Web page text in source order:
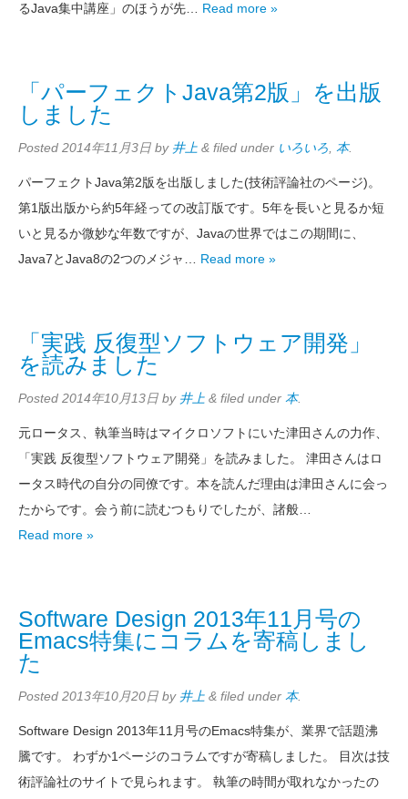
るJava集中講座」のほうが先… Read more »
「パーフェクトJava第2版」を出版
しました
Posted 2014年11月3日 by 井上 & filed under いろいろ 本.
パーフェクトJava第2版を出版しました(技術評論社のページ)。
第1版出版から約5年経っての改訂版です。5年を長いと見るか短
いと見るか微妙な年数ですが、Javaの世界ではこの期間に、
Java7とJava8の2つのメジャ… Read more »
「実践 反復型ソフトウェア開発」
を読みました
Posted 2014年10月13日 by 井上 & filed under 本.
元ロータス、執筆当時はマイクロソフトにいた津田さんの力作、
「実践 反復型ソフトウェア開発」を読みました。 津田さんはロ
ータス時代の自分の同僚です。本を読んだ理由は津田さんに会っ
たからです。会う前に読むつもりでしたが、諸般…
Read more »
Software Design 2013年11月号の
Emacs特集にコラムを寄稿しまし
た
Posted 2013年10月20日 by 井上 & filed under 本.
Software Design 2013年11月号のEmacs特集が、業界で話題沸
騰です。 わずか1ページのコラムですが寄稿しました。 目次は技
術評論社のサイトで見られます。 執筆の時間が取れなかったの